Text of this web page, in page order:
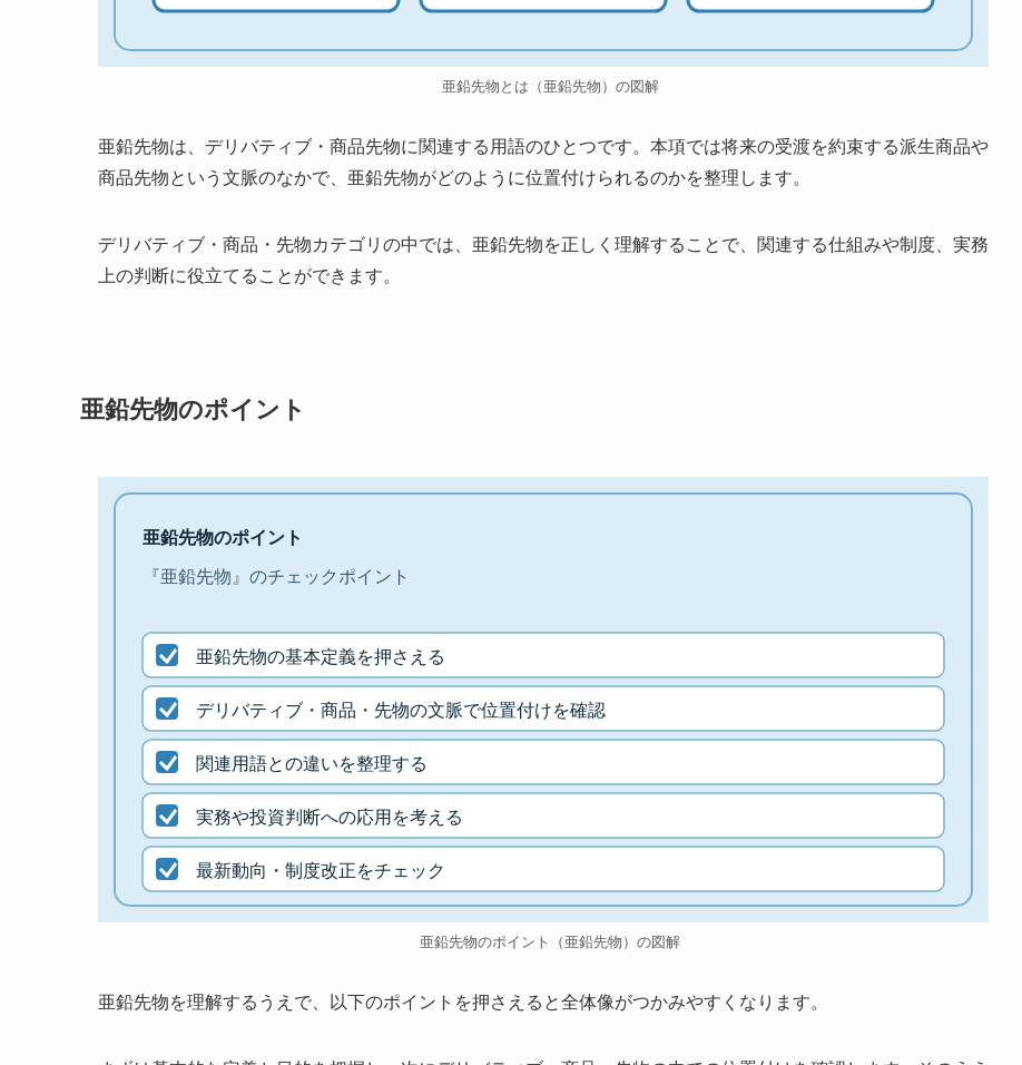
亜鉛先物とは（亜鉛先物）の図解
亜鉛先物は、デリバティブ・商品先物に関連する用語のひとつです。本項では将来の受渡を約束する派生商品や
商品先物という文脈のなかで、亜鉛先物がどのように位置付けられるのかを整理します。
デリバティブ・商品・先物カテゴリの中では、亜鉛先物を正しく理解することで、関連する仕組みや制度、実務
上の判断に役立てることができます。
亜鉛先物のポイント
亜鉛先物のポイント
『亜鉛先物』のチェックポイント
亜鉛先物の基本定義を押さえる
デリバティブ・商品・先物の文脈で位置付けを確認
関連用語との違いを整理する
実務や投資判断への応用を考える
最新動向・制度改正をチェック
亜鉛先物のポイント（亜鉛先物）の図解
亜鉛先物を理解するうえで、以下のポイントを押さえると全体像がつかみやすくなります。